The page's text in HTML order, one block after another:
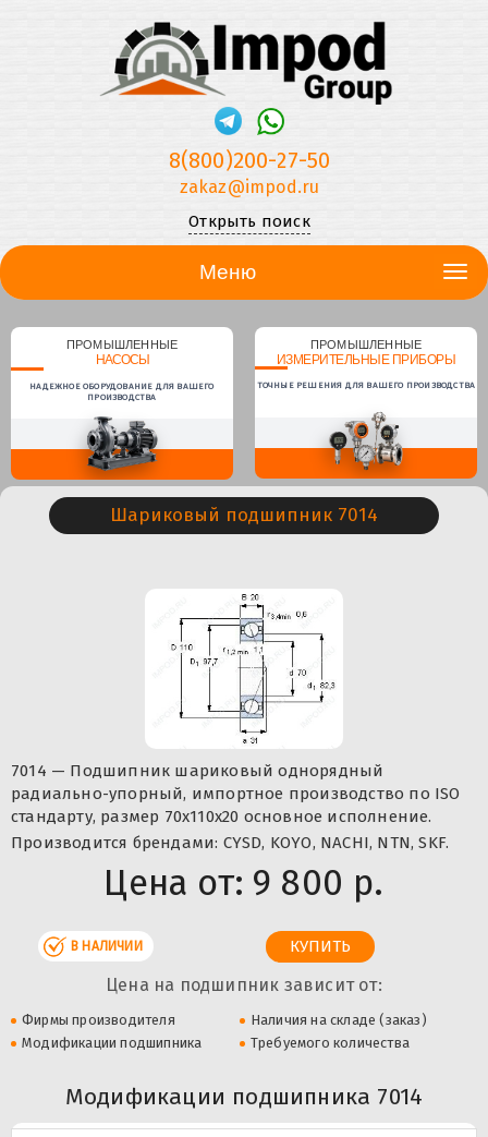
8(800)200-27-50
zakaz@impod.ru
Открыть поиск
Меню
ПРОМЫШЛЕННЫЕ
НАСОСЫ
НАДЕЖНОЕ ОБОРУДОВАНИЕ ДЛЯ ВАШЕГО
ПРОИЗВОДСТВА
ПРОМЫШЛЕННЫЕ
ИЗМЕРИТЕЛЬНЫЕ ПРИБОРЫ
ТОЧНЫЕ РЕШЕНИЯ ДЛЯ ВАШЕГО ПРОИЗВОДСТВА
Шариковый подшипник 7014
7014 — Подшипник шариковый однорядный
радиально-упорный, импортное производство по ISO
стандарту, размер 70x110x20 основное исполнение.
Производится брендами: CYSD, KOYO, NACHI, NTN, SKF.
Цена от: 9 800 р.
В НАЛИЧИИ
Цена на подшипник зависит от:
Фирмы производителя
Наличия на складе (заказ)
Модификации подшипника
Требуемого количества
Модификации подшипника 7014